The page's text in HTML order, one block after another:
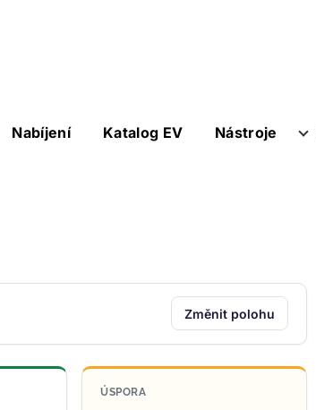
Nabíjení Katalog EV Nástroje
Změnit polohu
ÚSPORA